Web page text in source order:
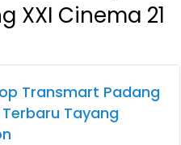
XXI Cinema 21
Transmart Padang
Terbaru Tayang